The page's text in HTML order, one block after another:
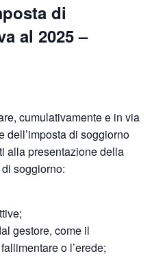
di
al 2025 –
cumulativamente e in via
dell’imposta di soggiorno
alla presentazione della
soggiorno:
gestore, come il
o l’erede;